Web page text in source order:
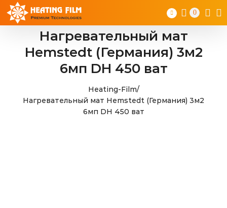
Skip
0
Нагревательный мат
Hemstedt (Германия) 3м2
6мп DH 450 ват
Heating-Film/
Нагревательный мат Hemstedt (Германия) 3м2
6мп DH 450 ват